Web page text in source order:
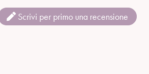
Scrivi per primo una recensione